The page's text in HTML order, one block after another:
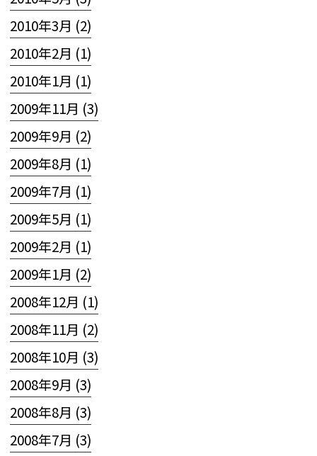
2010年3月 (2)
2010年2月 (1)
2010年1月 (1)
2009年11月 (3)
2009年9月 (2)
2009年8月 (1)
2009年7月 (1)
2009年5月 (1)
2009年2月 (1)
2009年1月 (2)
2008年12月 (1)
2008年11月 (2)
2008年10月 (3)
2008年9月 (3)
2008年8月 (3)
2008年7月 (3)